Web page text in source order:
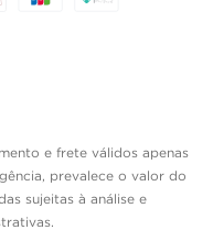
e frete válidos apenas
prevalece o valor do
sujeitas à análise e